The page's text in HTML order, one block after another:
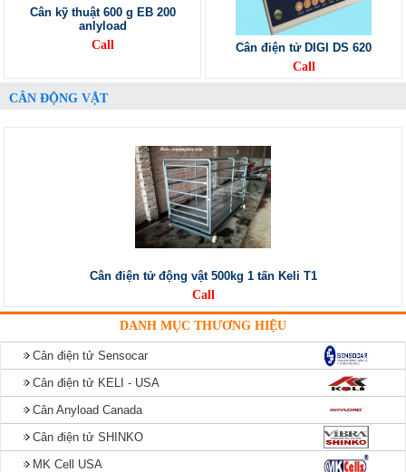
Cân kỹ thuật 600 g EB 200
anlyload
Call
Cân điện tử DIGI DS 620
Call
CÂN ĐỘNG VẬT
Cân điện tử động vật 500kg 1 tấn Keli T1
Call
DANH MỤC THƯƠNG HIỆU
Cân điện tử Sensocar
Cân điện tử KELI - USA
Cân Anyload Canada
Cân điện tử SHINKO
MK Cell USA